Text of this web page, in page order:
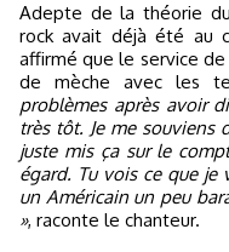
Adepte de la théorie
rock avait déjà été au
affirmé que le service
de mèche avec les
problèmes après avoir
très tôt. Je me souviens
juste mis ça sur le
égard. Tu vois ce que je
un Américain un peu
», raconte le chanteur.